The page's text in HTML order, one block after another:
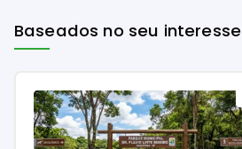
Baseados no seu interesse